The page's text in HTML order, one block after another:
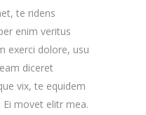
te ridens
enim veritus
exerci dolore, usu
diceret
vix, te equidem
movet elitr mea.